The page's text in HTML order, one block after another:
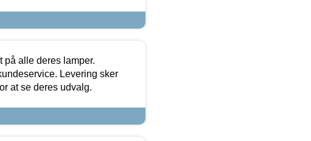
på alle deres lamper.
Levering sker
at se deres udvalg.